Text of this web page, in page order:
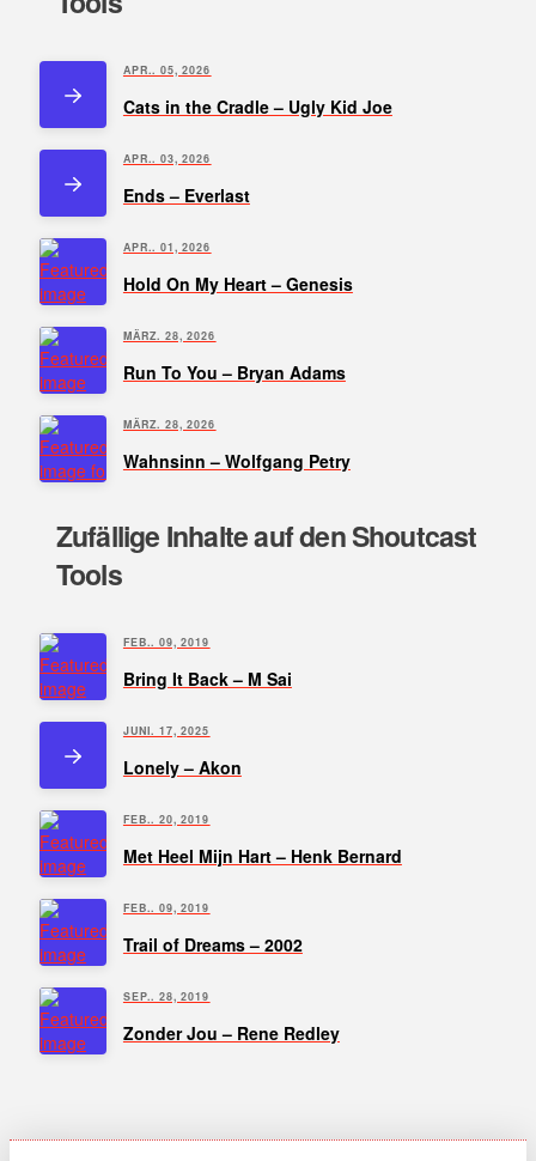
APR.. 05, 2026
Cats in the Cradle – Ugly Kid Joe
APR.. 03, 2026
Ends – Everlast
APR.. 01, 2026
Hold On My Heart – Genesis
MÄRZ. 28, 2026
Run To You – Bryan Adams
MÄRZ. 28, 2026
Wahnsinn – Wolfgang Petry
Zufällige Inhalte auf den Shoutcast
Tools
FEB.. 09, 2019
Bring It Back – M Sai
JUNI. 17, 2025
Lonely – Akon
FEB.. 20, 2019
Met Heel Mijn Hart – Henk Bernard
FEB.. 09, 2019
Trail of Dreams – 2002
SEP.. 28, 2019
Zonder Jou – Rene Redley